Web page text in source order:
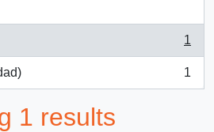
1
1
1 results